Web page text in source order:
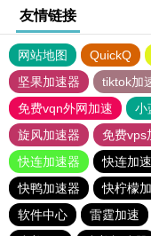
友情链接
网站地图 QuickQ
坚果加速器
tiktok加
免费vqn外网加速
小
旋风加速器
免费vps
快连加速器
快连加
快鸭加速器
快柠檬
软件中心
雷霆加速